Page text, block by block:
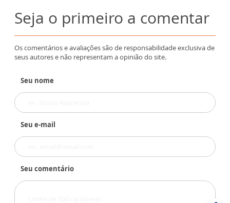
Seja o primeiro a comentar
Os comentários e avaliações são de responsabilidade exclusiva de
seus autores e não representam a opinião do site.
Seu nome
Seu e-mail
Seu comentário